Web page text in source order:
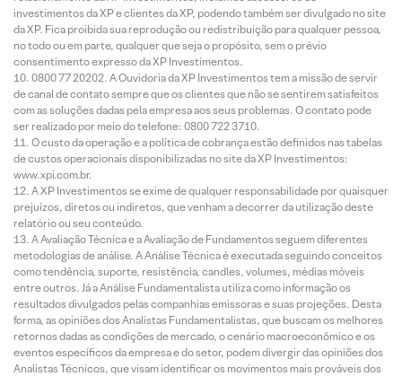
investimentos da XP e clientes da XP, podendo também ser divulgado no site
da XP. Fica proibida sua reprodução ou redistribuição para qualquer pessoa,
no todo ou em parte, qualquer que seja o propósito, sem o prévio
consentimento expresso da XP Investimentos.
0800 77 20202. A Ouvidoria da XP Investimentos tem a missão de servir
de canal de contato sempre que os clientes que não se sentirem satisfeitos
com as soluções dadas pela empresa aos seus problemas. O contato pode
ser realizado por meio do telefone: 0800 722 3710.
O custo da operação e a política de cobrança estão definidos nas tabelas
de custos operacionais disponibilizadas no site da XP Investimentos:
www.xpi.com.br.
A XP Investimentos se exime de qualquer responsabilidade por quaisquer
prejuízos, diretos ou indiretos, que venham a decorrer da utilização deste
relatório ou seu conteúdo.
A Avaliação Técnica e a Avaliação de Fundamentos seguem diferentes
metodologias de análise. A Análise Técnica é executada seguindo conceitos
como tendência, suporte, resistência, candles, volumes, médias móveis
entre outros. Já a Análise Fundamentalista utiliza como informação os
resultados divulgados pelas companhias emissoras e suas projeções. Desta
forma, as opiniões dos Analistas Fundamentalistas, que buscam os melhores
retornos dadas as condições de mercado, o cenário macroeconômico e os
eventos específicos da empresa e do setor, podem divergir das opiniões dos
Analistas Técnicos, que visam identificar os movimentos mais prováveis dos